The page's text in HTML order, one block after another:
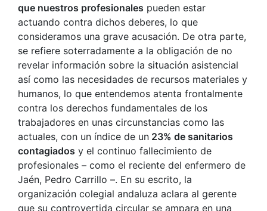
que nuestros profesionales pueden estar
actuando contra dichos deberes, lo que
consideramos una grave acusación. De otra parte,
se refiere soterradamente a la obligación de no
revelar información sobre la situación asistencial
así como las necesidades de recursos materiales y
humanos, lo que entendemos atenta frontalmente
contra los derechos fundamentales de los
trabajadores en unas circunstancias como las
actuales, con un índice de un 23% de sanitarios
contagiados y el continuo fallecimiento de
profesionales – como el reciente del enfermero de
Jaén, Pedro Carrillo –. En su escrito, la
organización colegial andaluza aclara al gerente
que su controvertida circular se ampara en una